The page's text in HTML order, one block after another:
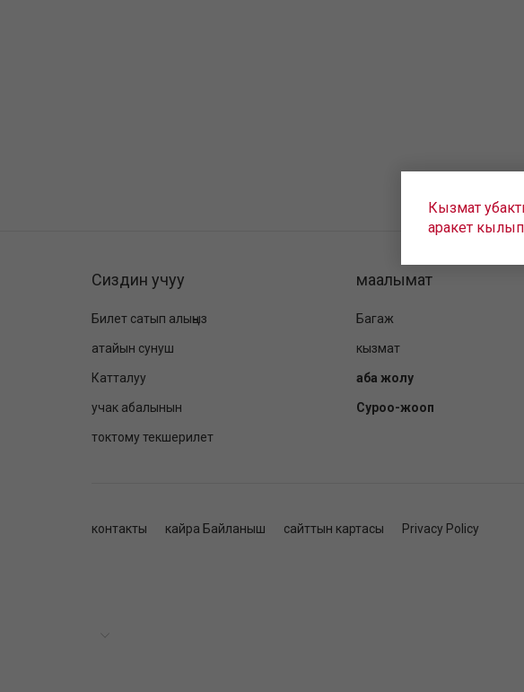
Кызмат
аракет кылып
Сиздин учуу
Билет сатып алыңыз
атайын сунуш
Катталуу
учак абалынын
токтому текшерилет
маалымат
Багаж
кызмат
аба жолу
Суроо-жооп
контакты кайра Байланыш сайттын картасы Privacy Policy